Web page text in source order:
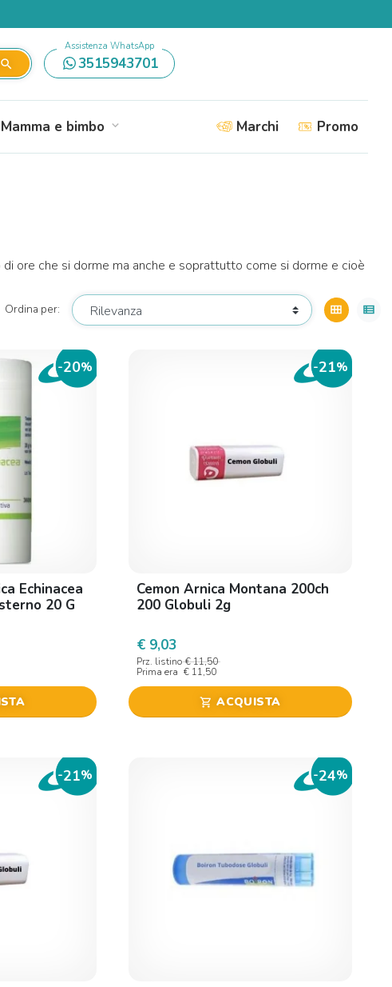
search
Assistenza WhatsApp
3515943701
Mamma e bimbo expand_more Marchi Promo
di ore che si dorme ma anche e soprattutto come si dorme e cioè
Ordina per: view_module view_list
-20%
Echinacea
20 G
-21%
Cemon Arnica Montana 200ch
200 Globuli 2g
€ 9,03
Prz. listino € 11,50
Prima era € 11,50
shopping_cart ACQUISTA
-21% -24%